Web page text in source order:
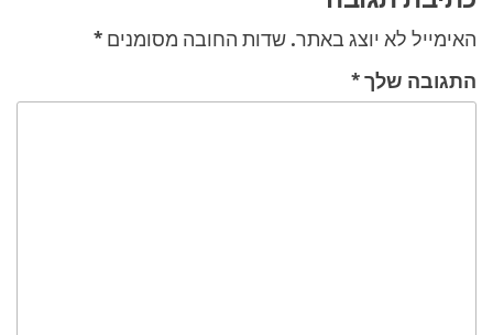
האימייל לא יוצג באתר. שדות החובה מסומנים *
התגובה שלך*